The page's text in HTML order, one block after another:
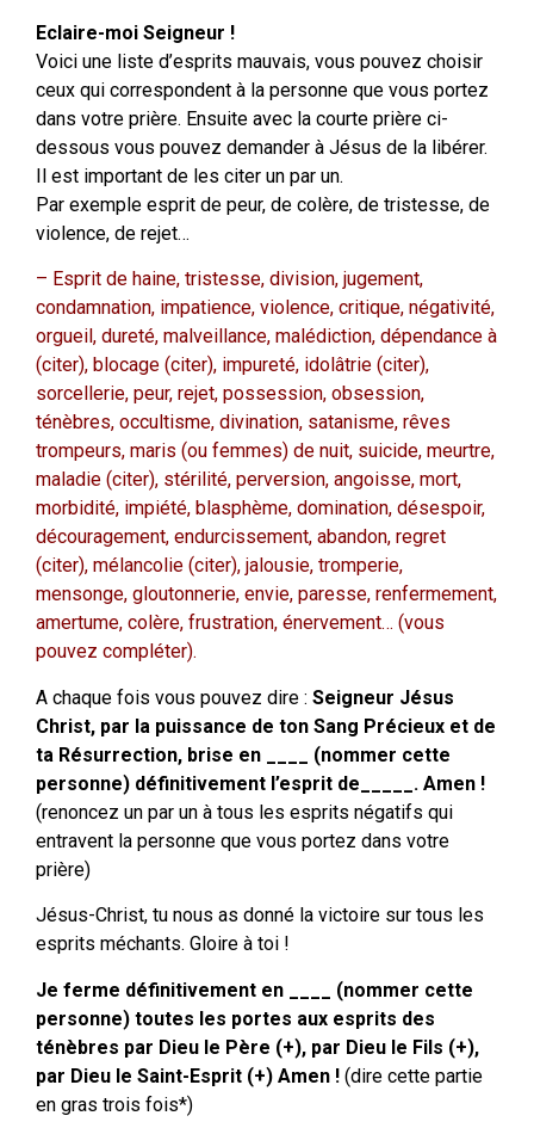
Eclaire-moi Seigneur !
Voici une liste d’esprits mauvais, vous pouvez choisir
ceux qui correspondent à la personne que vous portez
dans votre prière. Ensuite avec la courte prière ci-
dessous vous pouvez demander à Jésus de la libérer.
Il est important de les citer un par un.
Par exemple esprit de peur, de colère, de tristesse, de
violence, de rejet…
– Esprit de haine, tristesse, division, jugement,
condamnation, impatience, violence, critique, négativité,
orgueil, dureté, malveillance, malédiction, dépendance à
(citer), blocage (citer), impureté, idolâtrie (citer),
sorcellerie, peur, rejet, possession, obsession,
ténèbres, occultisme, divination, satanisme, rêves
trompeurs, maris (ou femmes) de nuit, suicide, meurtre,
maladie (citer), stérilité, perversion, angoisse, mort,
morbidité, impiété, blasphème, domination, désespoir,
découragement, endurcissement, abandon, regret
(citer), mélancolie (citer), jalousie, tromperie,
mensonge, gloutonnerie, envie, paresse, renfermement,
amertume, colère, frustration, énervement… (vous
pouvez compléter).
A chaque fois vous pouvez dire : Seigneur Jésus
Christ, par la puissance de ton Sang Précieux et de
ta Résurrection, brise en ____ (nommer cette
personne) définitivement l’esprit de_____. Amen !
(renoncez un par un à tous les esprits négatifs qui
entravent la personne que vous portez dans votre
prière)
Jésus-Christ, tu nous as donné la victoire sur tous les
esprits méchants. Gloire à toi !
Je ferme définitivement en ____ (nommer cette
personne) toutes les portes aux esprits des
ténèbres par Dieu le Père (+), par Dieu le Fils (+),
par Dieu le Saint-Esprit (+) Amen ! (dire cette partie
en gras trois fois*)